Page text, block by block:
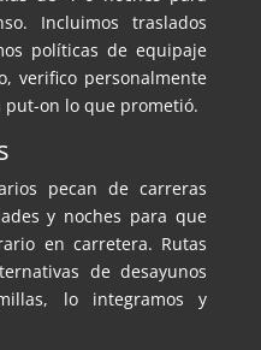
Incluimos traslados
políticas de equipaje
verifico personalmente
on lo que prometió.
pecan de carreras
y noches para que
en carretera. Rutas
de desayunos
lo integramos y